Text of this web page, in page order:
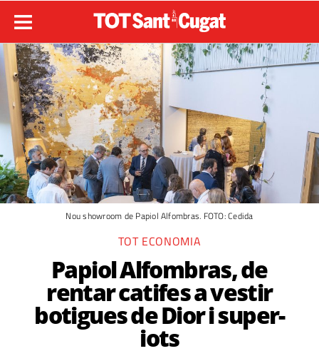
Nou showroom de Papiol Alfombras. FOTO: Cedida
TOT ECONOMIA
Papiol Alfombras, de
rentar catifes a vestir
botigues de Dior i super-
iots